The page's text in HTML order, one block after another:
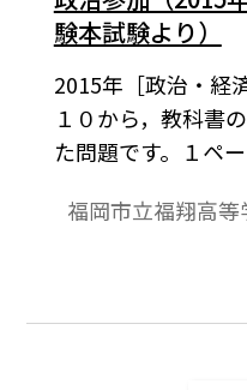
験本試験より）
2015年［政治・経
１０から，教科書
た問題です。１ペ
福岡市立福翔高